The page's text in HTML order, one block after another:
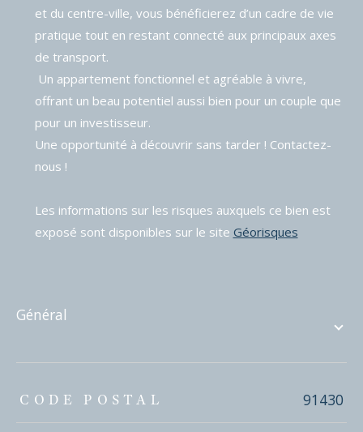
et du centre-ville, vous bénéficierez d’un cadre de vie
pratique tout en restant connecté aux principaux axes
de transport.
Un appartement fonctionnel et agréable à vivre,
offrant un beau potentiel aussi bien pour un couple que
pour un investisseur.
Une opportunité à découvrir sans tarder ! Contactez-
nous !
Les informations sur les risques auxquels ce bien est
exposé sont disponibles sur le site Géorisques
général
TRAD_ZEPHYR_Caracteristique TRAD_ZEPHYR_Valeurs
CODE POSTAL 91430